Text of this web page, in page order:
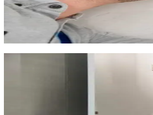
Pour les maisons familiales de Baillargues,
de moins qu'un cumulus électrique
Nous assurons le suivi de votre installation
Traitement de l'eau et
Le sous-sol de Baillargues, composé de
canalisations en sont les signes les plus
Nous installons à Baillargues :